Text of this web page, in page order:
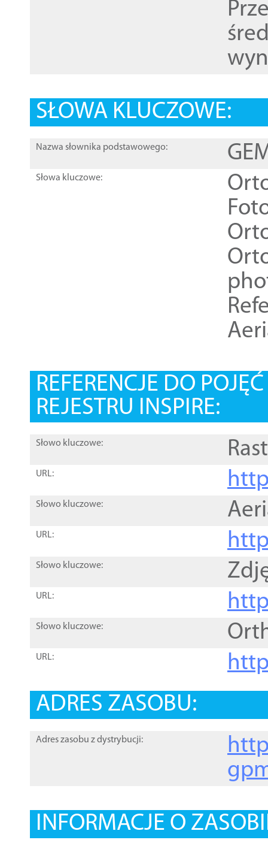
SŁOWA KLUCZOWE:
Nazwa słownika podstawowego:
Słowa kluczowe:
REFERENCJE DO
REJESTRU INSPIRE:
Słowo kluczowe:
URL:
Słowo kluczowe:
URL:
Słowo kluczowe:
URL:
Słowo kluczowe:
URL:
ADRES ZASOBU:
Adres zasobu z dystrybucji:
INFORMACJE O